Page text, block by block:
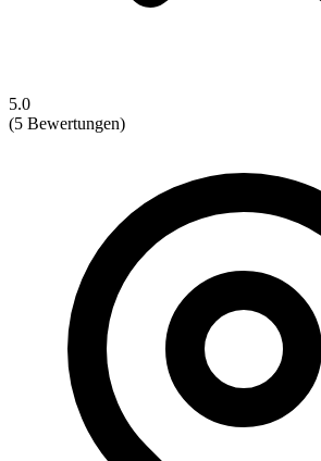
5.0
(5 Bewertungen)